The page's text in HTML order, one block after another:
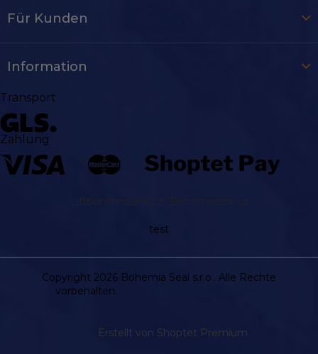
Für Kunden
Information
Transport
Zahlung
Liftbohemiaseal.cz Bohemiaseal.cz
test
Erstellt von Shoptet Premium
Copyright 2026 Bohemia Seal s.r.o.. Alle Rechte
vorbehalten.